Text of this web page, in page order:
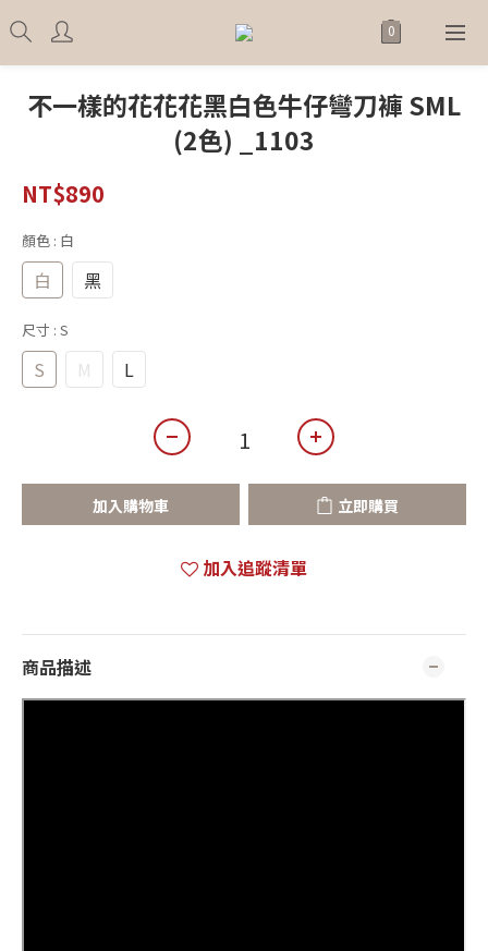
不一樣的花花花黑白色牛仔彎刀褲 SML
(2色) _1103
NT$890
顏色 : 白
白 黑
尺寸 : S
S M L
加入購物車 立即購買
加入追蹤清單
商品描述